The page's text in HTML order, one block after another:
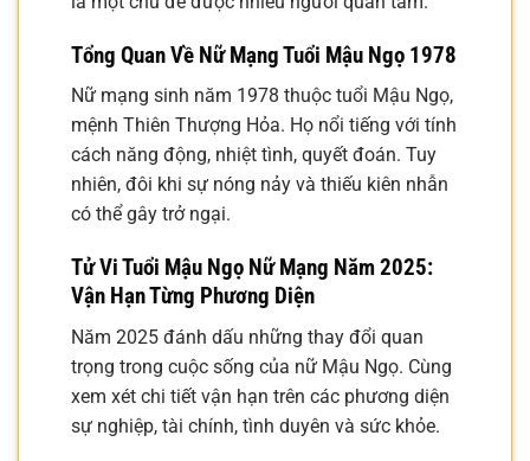
Tổng Quan Về Nữ Mạng Tuổi Mậu Ngọ 1978
Nữ mạng sinh năm 1978 thuộc tuổi Mậu Ngọ,
mệnh Thiên Thượng Hỏa. Họ nổi tiếng với tính
cách năng động, nhiệt tình, quyết đoán. Tuy
nhiên, đôi khi sự nóng nảy và thiếu kiên nhẫn
có thể gây trở ngại.
Tử Vi Tuổi Mậu Ngọ Nữ Mạng Năm 2025:
Vận Hạn Từng Phương Diện
Năm 2025 đánh dấu những thay đổi quan
trọng trong cuộc sống của nữ Mậu Ngọ. Cùng
xem xét chi tiết vận hạn trên các phương diện
sự nghiệp, tài chính, tình duyên và sức khỏe.